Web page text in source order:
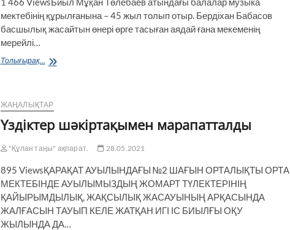
мектебінің құрылғанына – 45 жыл толып отыр. Бердіхан Бабасов
басшылық жасайтын өнері өрге тасыған аядай ғана мекеменің
мерейлі…
Толығырақ...
Өнер
ЖАҢАЛЫҚТАР
Үздіктер шәкіртақымен марапатталды
"Құлан таңы" ақпарат. 28.05.2021
895 ViewsҚАРАҚАТ АУЫЛЫНДАҒЫ №2 ШАҒЫН ОРТАЛЫҚТЫ ОРТА
МЕКТЕБІНДЕ АУЫЛЫМЫЗДЫҢ ЖОМАРТ ТҮЛЕКТЕРІНІҢ
ҚАЙЫРЫМДЫЛЫҚ, ЖАҚСЫЛЫҚ ЖАСАУЫНЫҢ АРҚАСЫНДА
ЖАЛҒАСЫН ТАУЫП КЕЛЕ ЖАТҚАН ИГІ ІС БИЫЛҒЫ ОҚУ
ЖЫЛЫНДА ДА…